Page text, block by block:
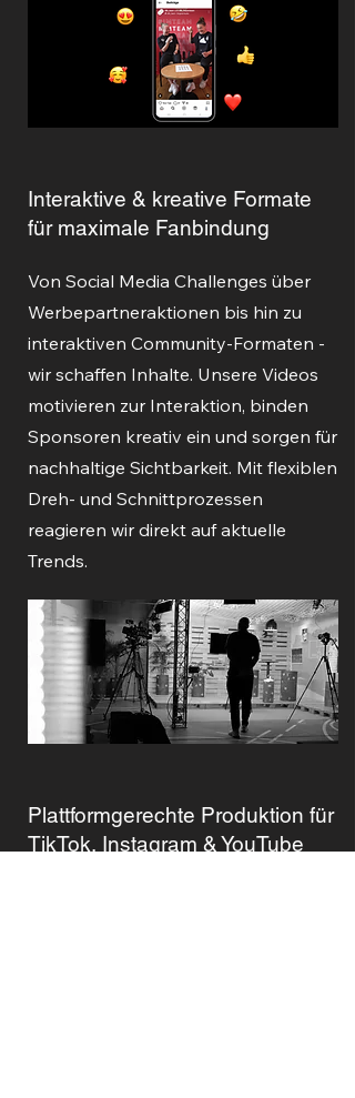
Interaktive & kreative Formate
für maximale Fanbindung
Von Social Media Challenges über
Werbepartneraktionen bis hin zu
interaktiven Community-Formaten -
wir schaffen Inhalte. Unsere Videos
motivieren zur Interaktion, binden
Sponsoren kreativ ein und sorgen für
nachhaltige Sichtbarkeit. Mit flexiblen
Dreh- und Schnittprozessen
reagieren wir direkt auf aktuelle
Trends.
Plattformgerechte Produktion für
TikTok, Instagram & YouTube